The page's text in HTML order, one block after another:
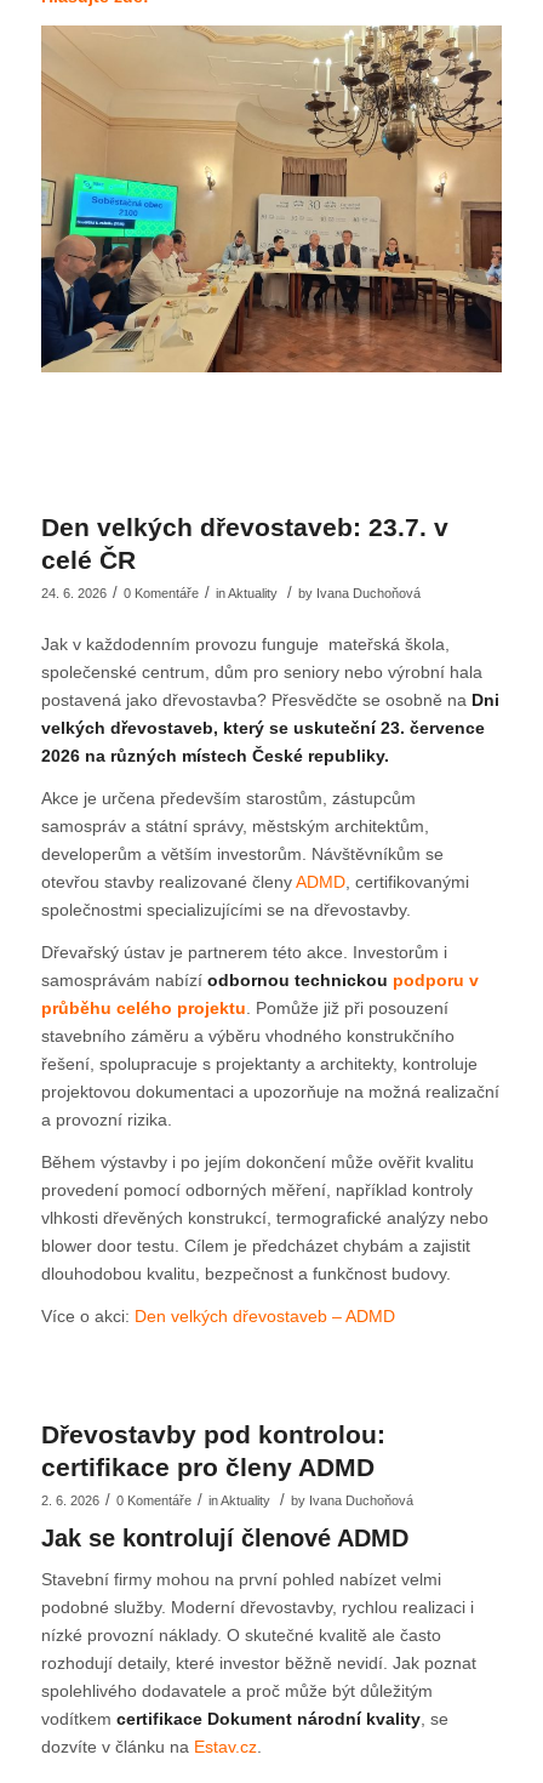
Den velkých dřevostaveb: 23.7. v
celé ČR
24. 6. 2026 / 0 Komentáře / inAktuality / by Ivana Duchoňová
Jak v každodenním provozu funguje mateřská škola,
společenské centrum, dům pro seniory nebo výrobní hala
postavená jako dřevostavba? Přesvědčte se osobně na Dni
velkých dřevostaveb, který se uskuteční 23. července
2026 na různých místech České republiky.
Akce je určena především starostům, zástupcům
samospráv a státní správy, městským architektům,
developerům a větším investorům. Návštěvníkům se
otevřou stavby realizované členyADMD, certifikovanými
společnostmi specializujícími se na dřevostavby.
Dřevařský ústav je partnerem této akce. Investorům i
samosprávám nabízí odbornou technickou podporu v
průběhu celého projektu. Pomůže již při posouzení
stavebního záměru a výběru vhodného konstrukčního
řešení, spolupracuje s projektanty a architekty, kontroluje
projektovou dokumentaci a upozorňuje na možná realizační
a provozní rizika.
Během výstavby i po jejím dokončení může ověřit kvalitu
provedení pomocí odborných měření, například kontroly
vlhkosti dřevěných konstrukcí, termografické analýzy nebo
blower door testu. Cílem je předcházet chybám a zajistit
dlouhodobou kvalitu, bezpečnost a funkčnost budovy.
Více o akci: Den velkých dřevostaveb – ADMD
Dřevostavby pod kontrolou:
certifikace pro členy ADMD
2. 6. 2026 / 0 Komentáře / inAktuality / by Ivana Duchoňová
Jak se kontrolují členové ADMD
Stavební firmy mohou na první pohled nabízet velmi
podobné služby. Moderní dřevostavby, rychlou realizaci i
nízké provozní náklady. O skutečné kvalitě ale často
rozhodují detaily, které investor běžně nevidí. Jak poznat
spolehlivého dodavatele a proč může být důležitým
vodítkem certifikace Dokument národní kvality, se
dozvíte v článku na Estav.cz.